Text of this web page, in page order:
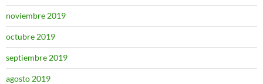
noviembre 2019
octubre 2019
septiembre 2019
agosto 2019